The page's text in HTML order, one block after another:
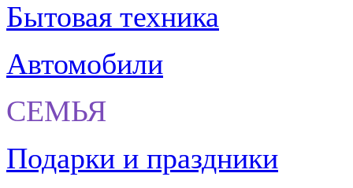
Бытовая техника
Автомобили
СЕМЬЯ
Подарки и праздники